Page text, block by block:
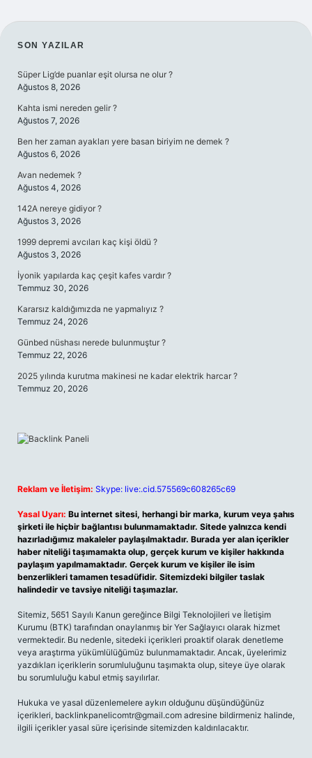
SIDEBAR
SON YAZILAR
Süper Lig’de puanlar eşit olursa ne olur ?
Ağustos 8, 2026
Kahta ismi nereden gelir ?
Ağustos 7, 2026
Ben her zaman ayakları yere basan biriyim ne demek ?
Ağustos 6, 2026
Avan nedemek ?
Ağustos 4, 2026
142A nereye gidiyor ?
Ağustos 3, 2026
1999 depremi avcıları kaç kişi öldü ?
Ağustos 3, 2026
İyonik yapılarda kaç çeşit kafes vardır ?
Temmuz 30, 2026
Kararsız kaldığımızda ne yapmalıyız ?
Temmuz 24, 2026
Günbed nüshası nerede bulunmuştur ?
Temmuz 22, 2026
2025 yılında kurutma makinesi ne kadar elektrik harcar ?
Temmuz 20, 2026
Reklam ve İletişim: Skype: live:.cid.575569c608265c69
Yasal Uyarı: Bu internet sitesi, herhangi bir marka, kurum veya şahıs
şirketi ile hiçbir bağlantısı bulunmamaktadır. Sitede yalnızca kendi
hazırladığımız makaleler paylaşılmaktadır. Burada yer alan içerikler
haber niteliği taşımamakta olup, gerçek kurum ve kişiler hakkında
paylaşım yapılmamaktadır. Gerçek kurum ve kişiler ile isim
benzerlikleri tamamen tesadüfidir. Sitemizdeki bilgiler taslak
halindedir ve tavsiye niteliği taşımazlar.
Sitemiz, 5651 Sayılı Kanun gereğince Bilgi Teknolojileri ve İletişim
Kurumu (BTK) tarafından onaylanmış bir Yer Sağlayıcı olarak hizmet
vermektedir. Bu nedenle, sitedeki içerikleri proaktif olarak denetleme
veya araştırma yükümlülüğümüz bulunmamaktadır. Ancak, üyelerimiz
yazdıkları içeriklerin sorumluluğunu taşımakta olup, siteye üye olarak
bu sorumluluğu kabul etmiş sayılırlar.
Hukuka ve yasal düzenlemelere aykırı olduğunu düşündüğünüz
içerikleri, backlinkpanelicomtr@gmail.com adresine bildirmeniz halinde,
ilgili içerikler yasal süre içerisinde sitemizden kaldırılacaktır.